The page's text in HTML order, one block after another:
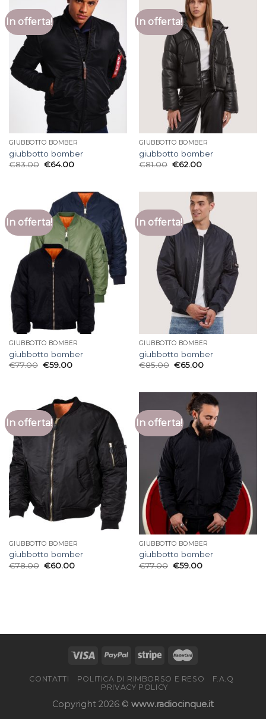
In offerta!
GIUBBOTTO BOMBER
giubbotto bomber
€83.00 €64.00
In offerta!
GIUBBOTTO BOMBER
giubbotto bomber
€81.00 €62.00
In offerta!
GIUBBOTTO BOMBER
giubbotto bomber
€77.00 €59.00
In offerta!
GIUBBOTTO BOMBER
giubbotto bomber
€85.00 €65.00
In offerta!
GIUBBOTTO BOMBER
giubbotto bomber
€78.00 €60.00
In offerta!
GIUBBOTTO BOMBER
giubbotto bomber
€77.00 €59.00
CONTATTI POLITICA DI RIMBORSO E RESO
F.A.Q
PRIVACY POLICY
Copyright 2026 © www.radiocinque.it